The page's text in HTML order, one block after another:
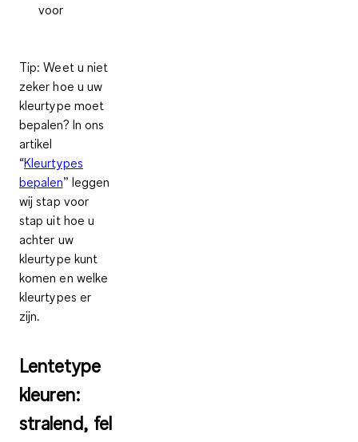
voor
Tip: Weet u niet
zeker hoe u uw
kleurtype moet
bepalen? In ons
artikel
“Kleurtypes
bepalen” leggen
wij stap voor
stap uit hoe u
achter uw
kleurtype kunt
komen en welke
kleurtypes er
zijn.
Lentetype
kleuren:
stralend, fel